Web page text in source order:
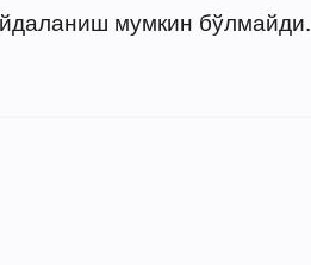
мумкин бўлмайди.